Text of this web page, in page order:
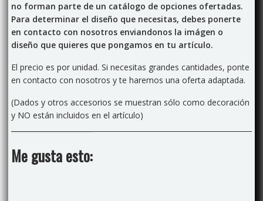
no forman parte de un catálogo de opciones ofertadas.
Para determinar el diseño que necesitas, debes ponerte
en contacto con nosotros enviandonos la imágen o
diseño que quieres que pongamos en tu artículo.
El precio es por unidad. Si necesitas grandes cantidades, ponte
en contacto con nosotros y te haremos una oferta adaptada.
(Dados y otros accesorios se muestran sólo como decoración
y NO están incluidos en el artículo)
Me gusta esto: